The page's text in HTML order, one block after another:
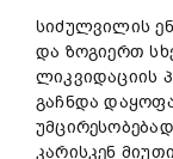
სიძულვილის
და ზოგიერთ
ლიკვიდაციის
გაჩნდა
კარისკენ